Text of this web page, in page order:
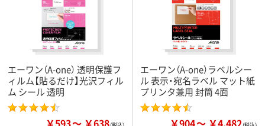
エーワン（A-one） 透明保護フ
ィルム【貼るだけ】光沢フィル
ム シール 透明
￥593 ￥638
エーワン（A-one）ラベルシー
ル 表示・宛名ラベル マット紙
プリンタ兼用 封筒 4面
￥904 ￥4,482